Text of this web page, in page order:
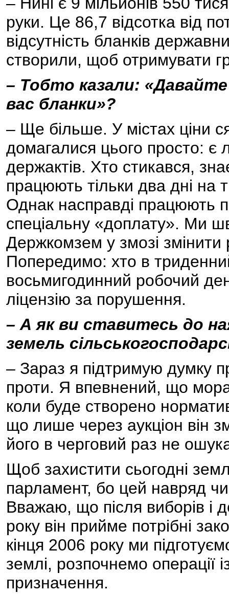
руки. Це 86,7 відсотка від
відсутність бланків
створили, щоб отримувати
– Тобто казали:
вас бланки»?
– Ще більше. У містах ціни
домагалися цього просто: є
держактів. Хто стикався,
працюють тільки два дні на
Однак насправді працюють
спеціальну «доплату». Ми
Держкомзем у змозі змінити
Попередимо: хто в
восьмигодинний робочий
ліцензію за порушення.
– А як ви ставитесь до
земель
– Зараз я підтримую думку
проти. Я впевнений, що
коли буде створено
що лише через аукціон він
його в черговий раз не
Щоб захистити сьогодні
парламент, бо цей навряд
Вважаю, що після виборів і
року він прийме потрібні
кінця 2006 року ми
землі, розпочнемо операції
призначення.